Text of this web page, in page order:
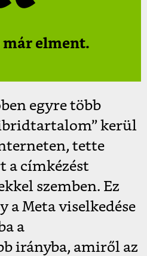
már elment.
egyre több
kerül
tette
a címkézést
szemben. Ez
a Meta viselkedése
a
irányba, amiről az